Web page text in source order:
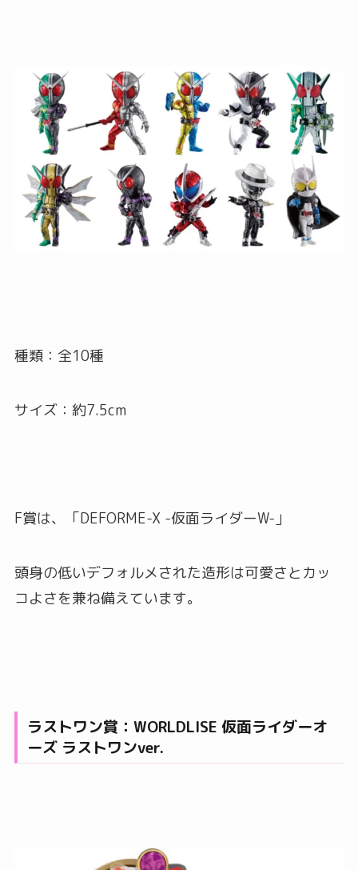
種類：全10種
サイズ：約7.5cm
F賞は、「DEFORME-X -仮面ライダーW-」
頭身の低いデフォルメされた造形は可愛さとカッ
コよさを兼ね備えています。
ラストワン賞：WORLDLISE 仮面ライダーオ
ーズ ラストワンver.